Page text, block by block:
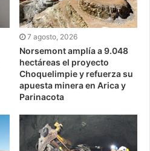
7 agosto, 2026
Norsemont amplía a 9.048
hectáreas el proyecto
Choquelimpie y refuerza su
apuesta minera en Arica y
Parinacota